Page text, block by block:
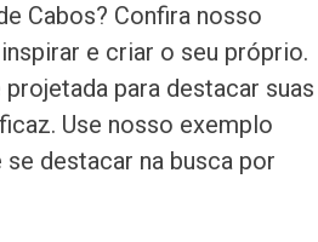
Cabos? Confira nosso
e criar o seu próprio.
para destacar suas
Use nosso exemplo
destacar na busca por